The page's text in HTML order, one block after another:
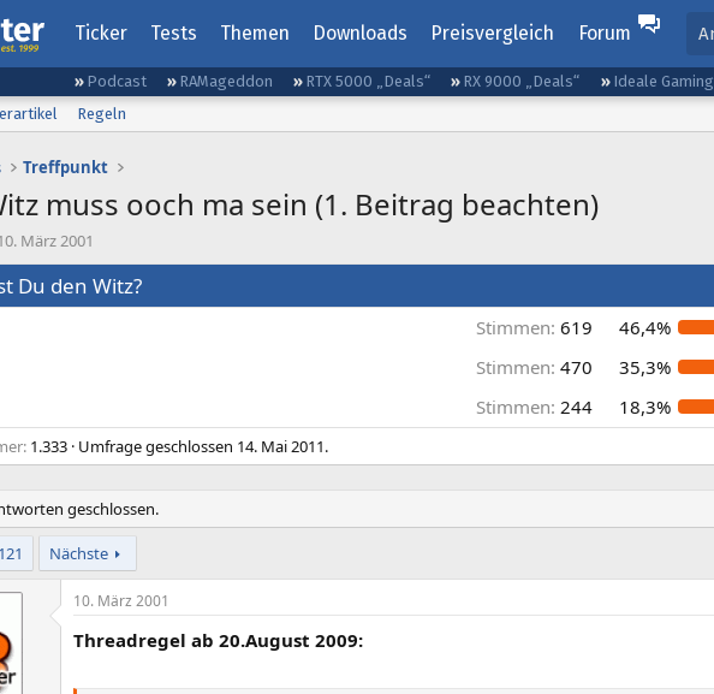
Ticker Tests Themen Downloads Preisvergleich Forum
Podcast RAMageddon RTX 5000 „Deals“ RX 9000 „Deals“
Ideale
Regeln
Treffpunkt
muss ooch ma sein (1. Beitrag beachten)
März 2001
Du den Witz?
Stimmen: 619
46,4%
Stimmen: 470
35,3%
Stimmen: 244 18,3%
1.333 Umfrage geschlossen 14. Mai 2011.
geschlossen.
121 Nächste
10. März 2001
Threadregel ab 20.August 2009: